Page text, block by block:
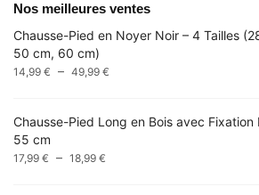
Nos meilleures ventes
Chausse-Pied en Noyer Noir – 4 Tailles
50 cm, 60 cm)
14,99 € – 49,99 €
14,99 €
Chausse-Pied Long en Bois avec
55 cm
17,99 € – 18,99 €